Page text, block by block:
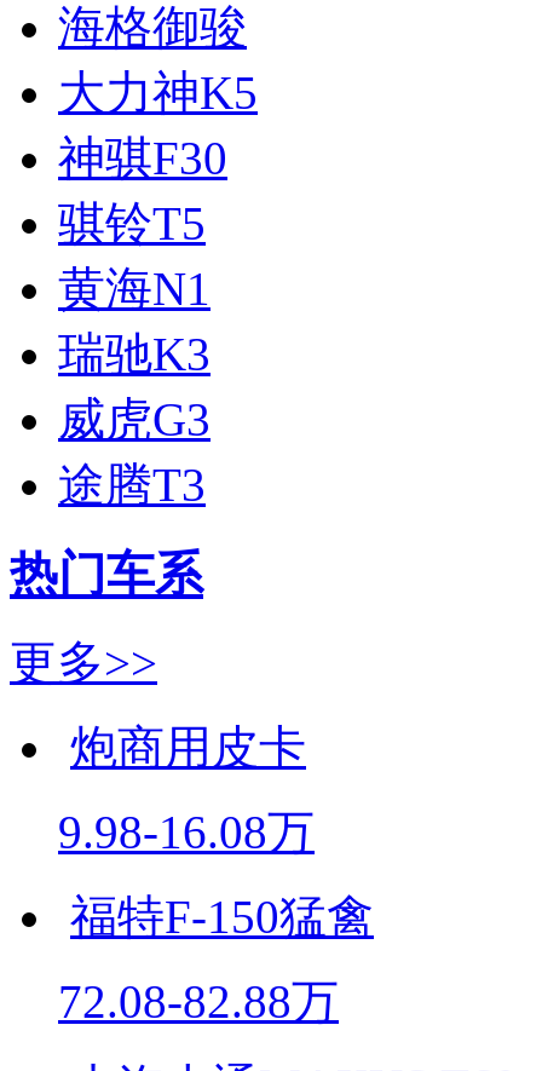
海格御骏
大力神K5
神骐F30
骐铃T5
黄海N1
瑞驰K3
威虎G3
途腾T3
热门车系
更多>>
炮商用皮卡
9.98-16.08万
福特F-150猛禽
72.08-82.88万